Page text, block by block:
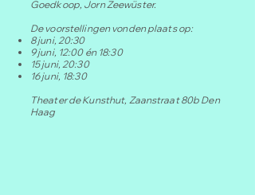
Goedkoop, Jorn Zeewüster.
De voorstellingen vonden plaats op:
8 juni, 20:30
9 juni, 12:00 én 18:30
15 juni, 20:30
16 juni, 18:30
Theater de Kunsthut, Zaanstraat 80b Den
Haag